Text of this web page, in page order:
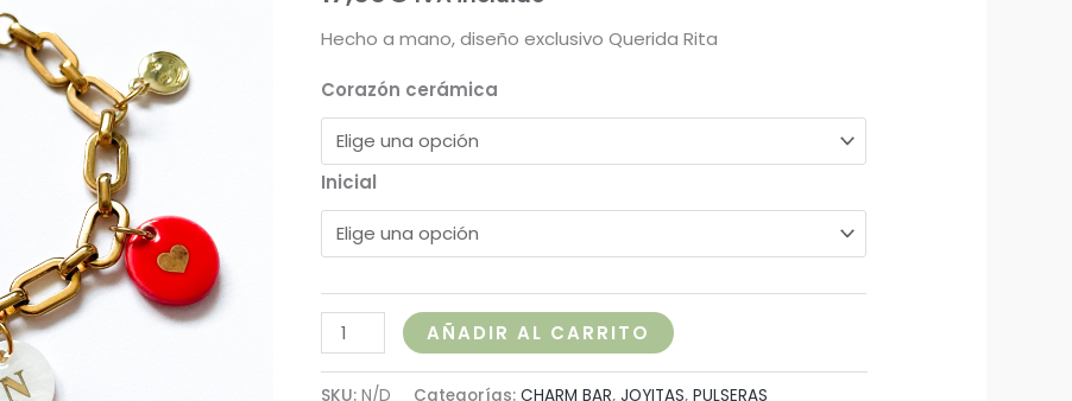
Hecho a mano, diseño exclusivo Querida Rita
Corazón cerámica
Inicial
AÑADIR AL CARRITO
SKU: N/D Categorías: CHARM BAR, JOYITAS, PULSERAS